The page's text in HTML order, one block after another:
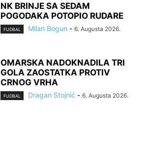
NK BRINJE SA SEDAM
POGODAKA POTOPIO RUDARE
FUDBAL Milan Bogun - 6. Augusta 2026.
OMARSKA NADOKNADILA TRI
GOLA ZAOSTATKA PROTIV
CRNOG VRHA
FUDBAL Dragan Stojnić - 6. Augusta 2026.